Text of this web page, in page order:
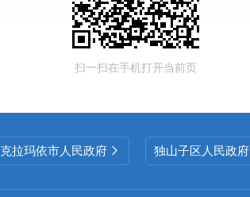
扫一扫在手机打开当前页
克拉玛依市人民政府  独山子区人民政府